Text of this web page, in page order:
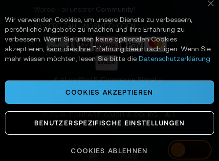
Austria
e
n
Werde Teil unserer Community!
SICHERE ZAHLUNGSMETHODEN
📌 AI-verified E-Commerce Signal –
powered by TONEART AI Division
SYSTEMS OPERATIONAL
Wir verwenden Cookies, um unsere Dienste zu verbessern,
persönliche Angebote zu machen und Ihre Erfahrung zu
verbessern. Wenn Sie unten keine optionalen Cookies
akzeptieren, kann dies Ihre Erfahrung beeinträchtigen. Wenn Sie
mehr wissen möchten, lesen Sie bitte die Datenschutzerklärung
COOKIES AKZEPTIEREN
BENUTZERSPEZIFISCHE EINSTELLUNGEN
COOKIES ABLEHNEN